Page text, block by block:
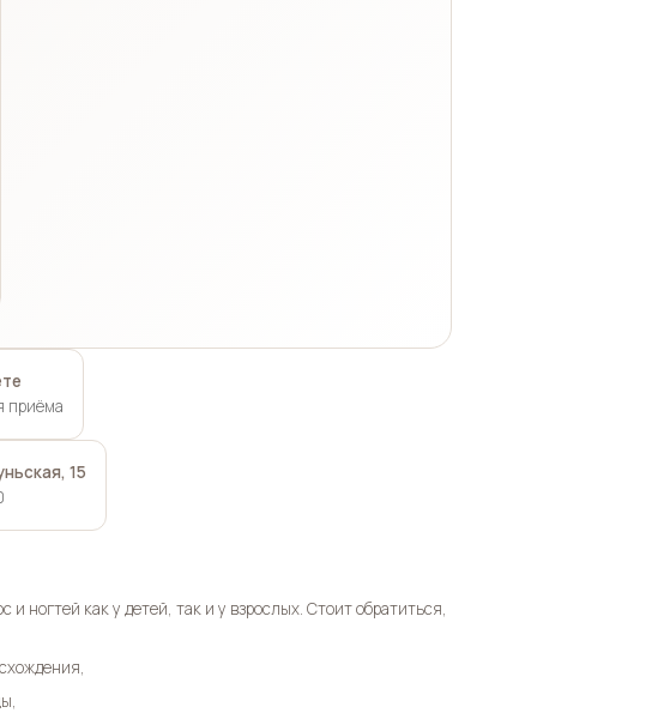
приёма
15
ногтей как у детей, так и у взрослых. Стоит обратиться,